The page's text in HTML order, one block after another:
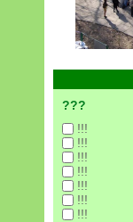
???
!!!
!!!
!!!
!!!
!!!
!!!
!!!